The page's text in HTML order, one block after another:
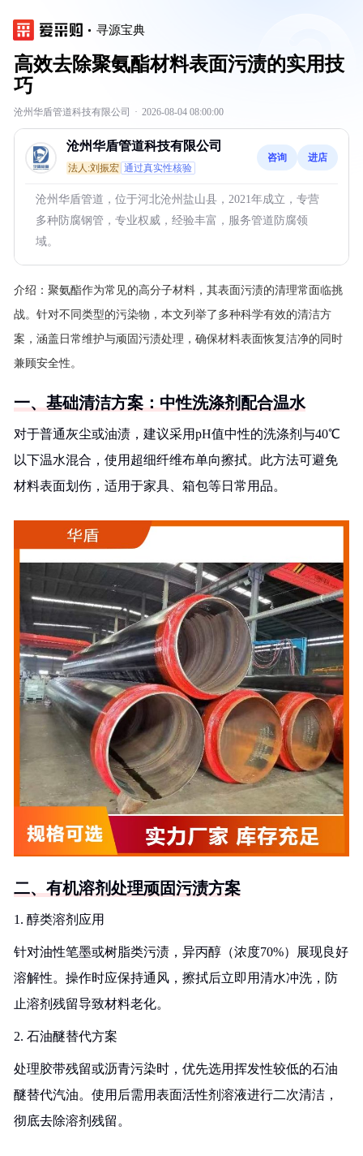
寻源宝典
高效去除聚氨酯材料表面污渍的实用技
巧
沧州华盾管道科技有限公司 · 2026-08-04 08:00:00
沧州华盾管道科技有限公司
法人:刘振宏 通过真实性核验
咨询 进店
沧州华盾管道，位于河北沧州盐山县，2021年成立，专营
多种防腐钢管，专业权威，经验丰富，服务管道防腐领
域。
介绍： 聚氨酯作为常见的高分子材料，其表面污渍的清理常面临挑
战。针对不同类型的污染物，本文列举了多种科学有效的清洁方
案，涵盖日常维护与顽固污渍处理，确保材料表面恢复洁净的同时
兼顾安全性。
一、基础清洁方案：中性洗涤剂配合温水
对于普通灰尘或油渍，建议采用pH值中性的洗涤剂与40℃
以下温水混合，使用超细纤维布单向擦拭。此方法可避免
材料表面划伤，适用于家具、箱包等日常用品。
二、有机溶剂处理顽固污渍方案
1. 醇类溶剂应用
针对油性笔墨或树脂类污渍，异丙醇（浓度70%）展现良好
溶解性。操作时应保持通风，擦拭后立即用清水冲洗，防
止溶剂残留导致材料老化。
2. 石油醚替代方案
处理胶带残留或沥青污染时，优先选用挥发性较低的石油
醚替代汽油。使用后需用表面活性剂溶液进行二次清洁，
彻底去除溶剂残留。